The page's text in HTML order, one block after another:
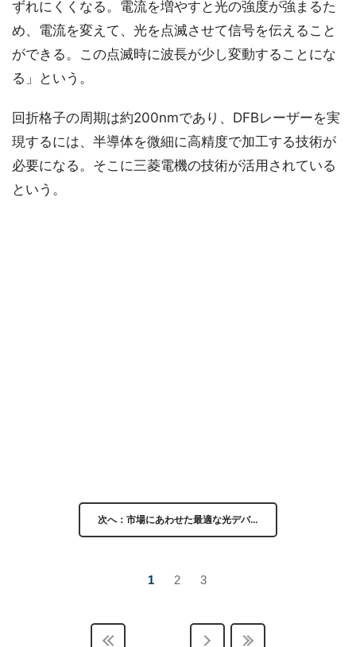
ずれにくくなる。電流を増やすと光の強度が強まるた
め、電流を変えて、光を点滅させて信号を伝えること
ができる。この点滅時に波長が少し変動することにな
る」という。
回折格子の周期は約200nmであり、DFBレーザーを実
現するには、半導体を微細に高精度で加工する技術が
必要になる。そこに三菱電機の技術が活用されている
という。
次へ：市場にあわせた最適な光デバ…
1 2 3